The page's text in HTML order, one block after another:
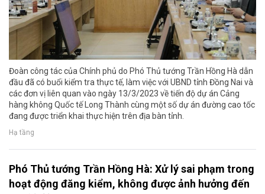
Đoàn công tác của Chính phủ do Phó Thủ tướng Trần Hồng Hà dẫn
đầu đã có buổi kiểm tra thực tế, làm việc với UBND tỉnh Đồng Nai và
các đơn vị liên quan vào ngày 13/3/2023 về tiến độ dự án Cảng
hàng không Quốc tế Long Thành cùng một số dự án đường cao tốc
đang được triển khai thực hiện trên địa bàn tỉnh.
Hạ tầng
Phó Thủ tướng Trần Hồng Hà: Xử lý sai phạm trong
hoạt động đăng kiểm, không được ảnh hưởng đến